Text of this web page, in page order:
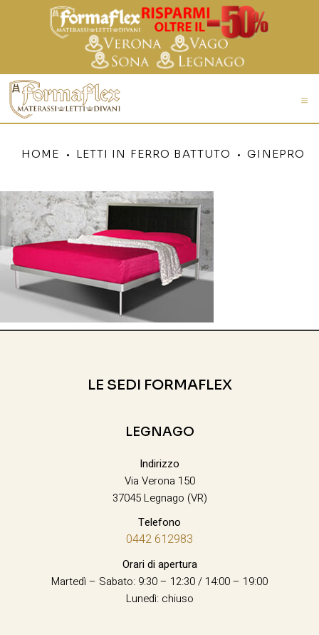
HOME LETTI IN FERRO BATTUTO GINEPRO
LE SEDI FORMAFLEX
LEGNAGO
Indirizzo
Via Verona 150
37045 Legnago (VR)
Telefono
0442 612983
Orari di apertura
Martedì – Sabato: 9:30 – 12:30 / 14:00 – 19:00
Lunedì: chiuso